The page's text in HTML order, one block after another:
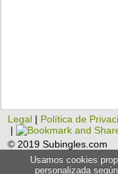
Legal | Política de
|
© 2019 Subingles.com
Usamos cookies
personalizada